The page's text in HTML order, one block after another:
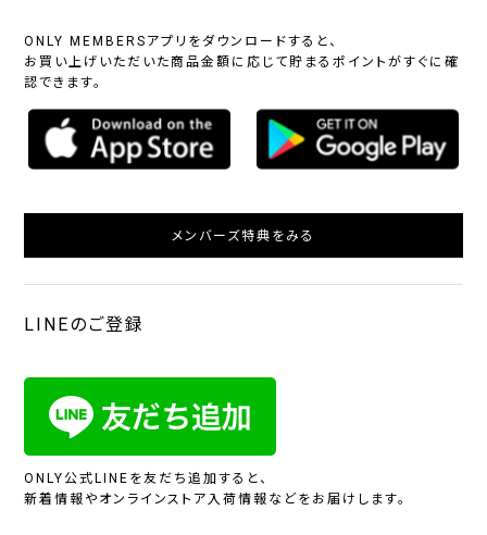
ONLY MEMBERSアプリをダウンロードすると、
お買い上げいただいた商品金額に応じて貯まるポイントがすぐに確
認できます。
メンバーズ特典をみる
LINEのご登録
ONLY公式LINEを友だち追加すると、
新着情報やオンラインストア入荷情報などをお届けします。